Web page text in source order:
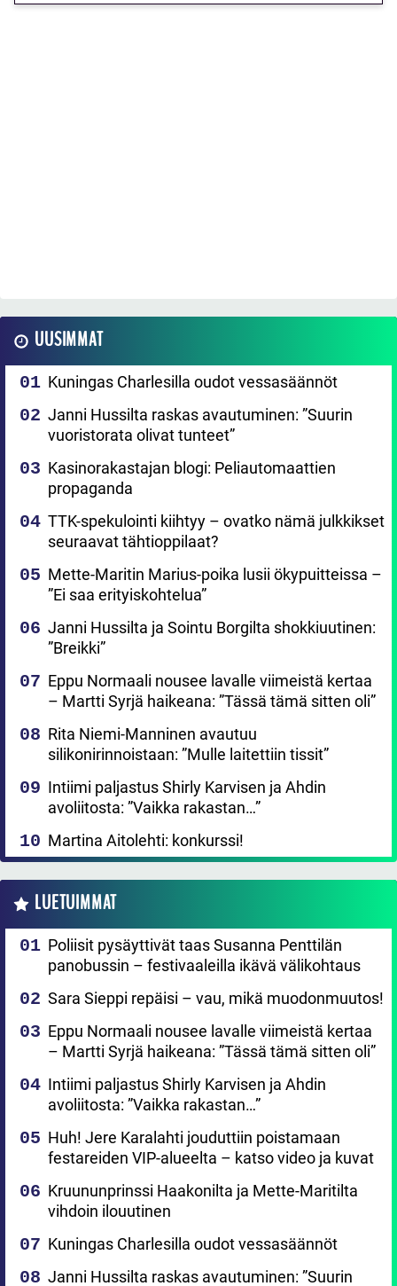
UUSIMMAT
Kuningas Charlesilla oudot vessasäännöt
Janni Hussilta raskas avautuminen: ”Suurin
vuoristorata olivat tunteet”
Kasinorakastajan blogi: Peliautomaattien
propaganda
TTK-spekulointi kiihtyy – ovatko nämä julkkikset
seuraavat tähtioppilaat?
Mette-Maritin Marius-poika lusii ökypuitteissa –
”Ei saa erityiskohtelua”
Janni Hussilta ja Sointu Borgilta shokkiuutinen:
”Breikki”
Eppu Normaali nousee lavalle viimeistä kertaa
– Martti Syrjä haikeana: ”Tässä tämä sitten oli”
Rita Niemi-Manninen avautuu
silikonirinnoistaan: ”Mulle laitettiin tissit”
Intiimi paljastus Shirly Karvisen ja Ahdin
avoliitosta: ”Vaikka rakastan…”
Martina Aitolehti: konkurssi!
LUETUIMMAT
Poliisit pysäyttivät taas Susanna Penttilän
panobussin – festivaaleilla ikävä välikohtaus
Sara Sieppi repäisi – vau, mikä muodonmuutos!
Eppu Normaali nousee lavalle viimeistä kertaa
– Martti Syrjä haikeana: ”Tässä tämä sitten oli”
Intiimi paljastus Shirly Karvisen ja Ahdin
avoliitosta: ”Vaikka rakastan…”
Huh! Jere Karalahti jouduttiin poistamaan
festareiden VIP-alueelta – katso video ja kuvat
Kruununprinssi Haakonilta ja Mette-Maritilta
vihdoin ilouutinen
Kuningas Charlesilla oudot vessasäännöt
Janni Hussilta raskas avautuminen: ”Suurin